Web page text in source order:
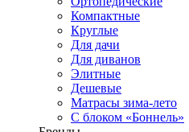
Компактные
Круглые
Для дачи
Для диванов
Элитные
Дешевые
Матрасы зима-лето
С блоком «Боннель»